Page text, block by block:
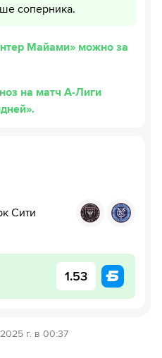
соперника.
Майами» можно за
на матч А-Лиги
Сити
1.53
г. в 00:37